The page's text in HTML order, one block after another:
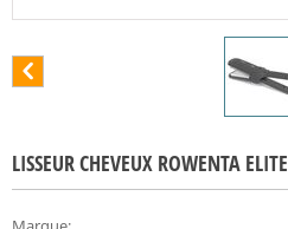
LISSEUR CHEVEUX ROWENTA ELITE